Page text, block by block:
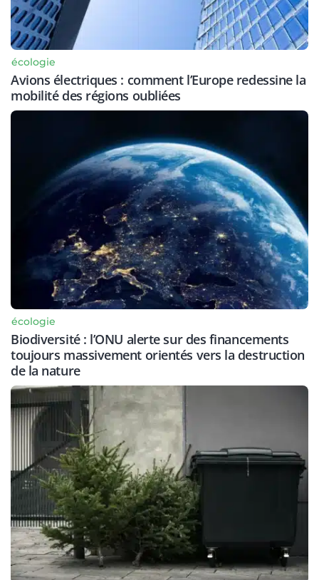
écologie
Avions électriques : comment l’Europe redessine la
mobilité des régions oubliées
écologie
Biodiversité : l’ONU alerte sur des financements
toujours massivement orientés vers la destruction
de la nature